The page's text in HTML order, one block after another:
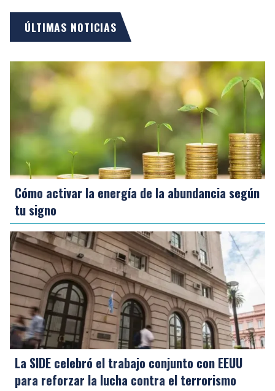
ÚLTIMAS NOTICIAS
Cómo activar la energía de la abundancia según
tu signo
La SIDE celebró el trabajo conjunto con EEUU
para reforzar la lucha contra el terrorismo